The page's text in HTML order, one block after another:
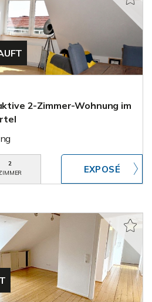
2-Zimmer-Wohnung im
2